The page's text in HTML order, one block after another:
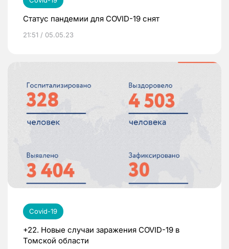
Статус пандемии для COVID-19 снят
21:51 / 05.05.23
Covid-19
+22. Новые случаи заражения COVID-19 в
Томской области